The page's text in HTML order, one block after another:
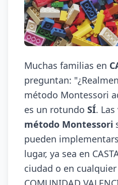
Muchas familias en
preguntan:
método Montessori
es un rotundo SÍ. Las
método Montessori
pueden
lugar, ya sea en
ciudad o en